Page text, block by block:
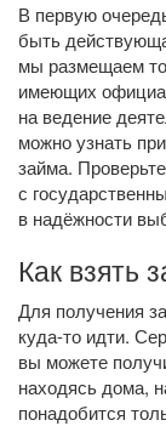
В первую
быть
мы размещаем
имеющих
на ведение
можно узнать
займа.
с
в надёжности
Как взять
Для получения
куда-то идти.
вы можете
находясь дома,
понадобится